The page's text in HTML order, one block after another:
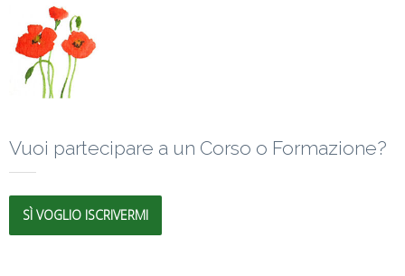
Vuoi partecipare a un Corso o Formazione?
SÌ VOGLIO ISCRIVERMI